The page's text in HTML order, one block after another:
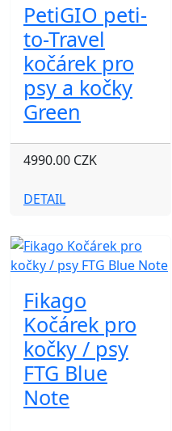
PetiGIO peti-
to-Travel
kočárek pro
psy a kočky
Green
4990.00 CZK
DETAIL
Fikago
Kočárek pro
kočky / psy
FTG Blue
Note